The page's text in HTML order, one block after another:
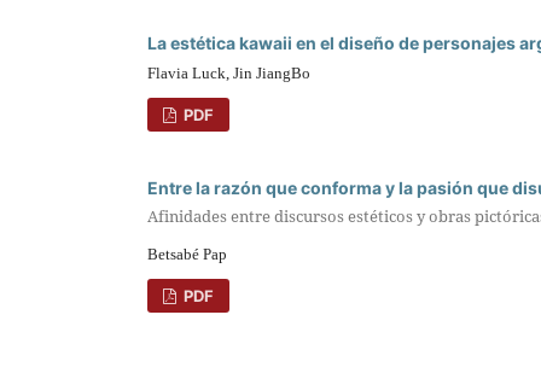
La estética kawaii en el diseño de personajes
Flavia Luck, Jin JiangBo
PDF
Entre la razón que conforma y la pasión que
Afinidades entre discursos estéticos y obras
Betsabé Pap
PDF